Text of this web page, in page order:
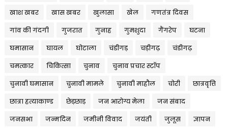
खाश खबर खास खबर खुलासा खेल गणतंत्र दिवस
गांव की गंदगी गुजरात गुनाह गुमशुदा गैंगरेप घटना
घमासान घायल घोटाला चंडीगड़ चड़ीगढ़ चंडीगढ़
चमत्कार चिकित्सा चुनाव चुनाव प्रचार स्टॉप
चुनावी घमासान चुनावी मामले चुनावी माहौल चोरी छात्रवृत्ति
छात्रा हत्याकाण्ड छेड़छाड़ जन आरोग्य मेला जन संबाद
जनसभा जन्मदिन जमीनी विवाद जयंती जुलूस ज्ञापन